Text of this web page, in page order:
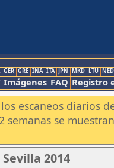
GER GRE INA ITA JPN MKD LTU NED
Imágenes FAQ Registro
escaneos diarios
semanas se
2014